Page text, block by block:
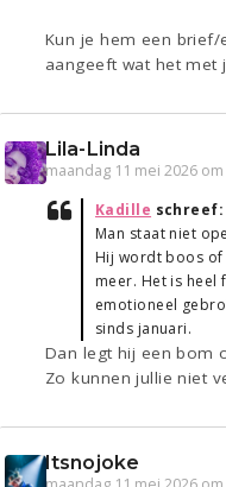
Kun je hem een brief/
aangeeft wat het met
Lila-Linda
maandag 11 mei 2026 om
Kadille schreef:
Man staat niet
Hij wordt boos of
meer. Het is heel
emotioneel
sinds januari.
Dan legt hij een bom
Zo kunnen jullie niet
Itsnojoke